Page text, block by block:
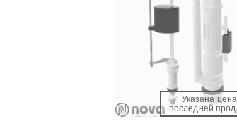
Указана цена
последней